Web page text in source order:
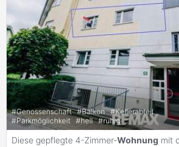
#Genossenschaft #Balkon #Kellerabteil
#Parkmöglichkeit #hell #ruhig
Diese gepflegte 4-Zimmer-Wohnung mit